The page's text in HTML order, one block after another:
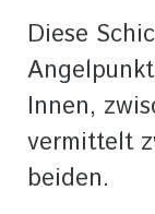
Diese
Innen,
vermittelt
beiden.